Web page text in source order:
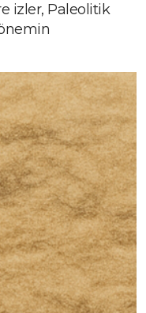
izler, Paleolitik